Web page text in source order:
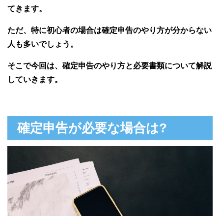
てきます。
ただ、特に初心者の場合は確定申告のやり方が分からない
人も多いでしょう。
そこで今回は、確定申告のやり方と必要書類について解説
していきます。
確定申告が必要な場合は?